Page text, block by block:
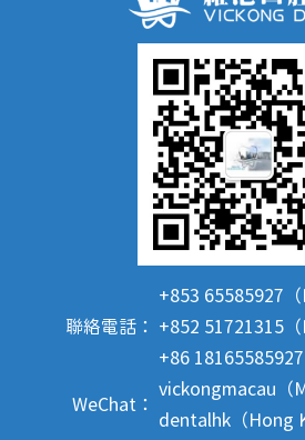
聯絡電話：
+853 65585927（
+852 51721315（
+86 18165585927
WeChat：
vickongmacau（
dentalhk（Hong